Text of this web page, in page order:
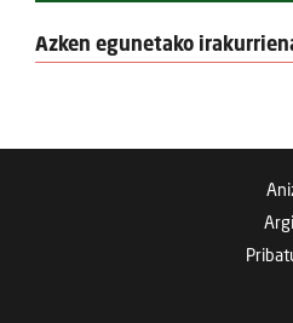
Azken egunetako